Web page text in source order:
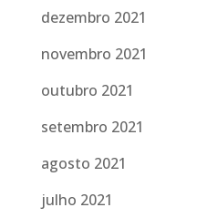
dezembro 2021
novembro 2021
outubro 2021
setembro 2021
agosto 2021
julho 2021